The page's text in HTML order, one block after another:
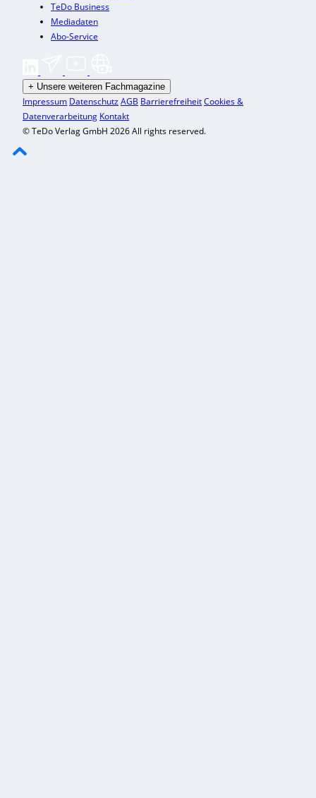
TeDo Business
Mediadaten
Abo-Service
+ Unsere weiteren Fachmagazine
Impressum DatenschutzAGB BarrierefreiheitCookies &
Datenverarbeitung Kontakt
© TeDo Verlag GmbH 2026 All rights reserved.